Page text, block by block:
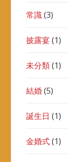
常識(3)
披露宴(1)
未分類(1)
結婚(5)
誕生日 (1)
金婚式(1)